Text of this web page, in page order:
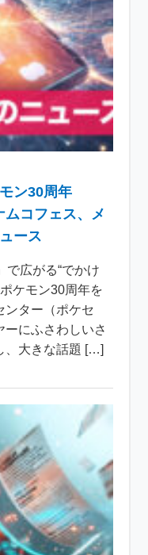
ン30周年
コフェス、メ
ース
で広がる“でかけ
ケモン30周年を
ンター（ポケセ
ーにふさわしいさ
、大きな話題 […]